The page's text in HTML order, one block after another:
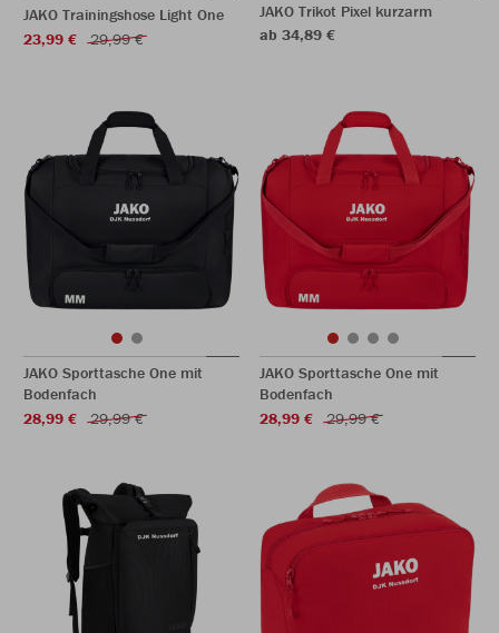
JAKO Trainingshose Light One
23,99 €
29,99 €
JAKO Trikot Pixel kurzarm
ab 34,89 €
JAKO Sporttasche One mit
Bodenfach
28,99 €
29,99 €
JAKO Sporttasche One mit
Bodenfach
28,99 €
29,99 €